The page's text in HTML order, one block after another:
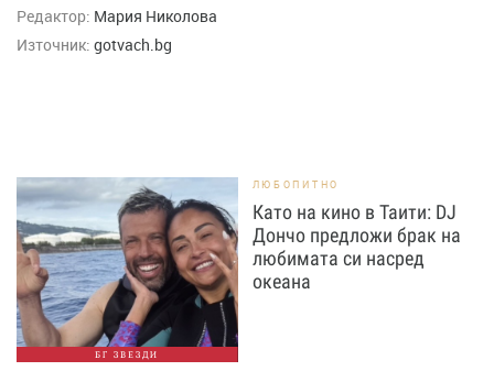
Редактор: Мария Николова
Източник: gotvach.bg
БГ ЗВЕЗДИ
ЛЮБОПИТНО
Като на кино в Таити: DJ
Дончо предложи брак на
любимата си насред
океана